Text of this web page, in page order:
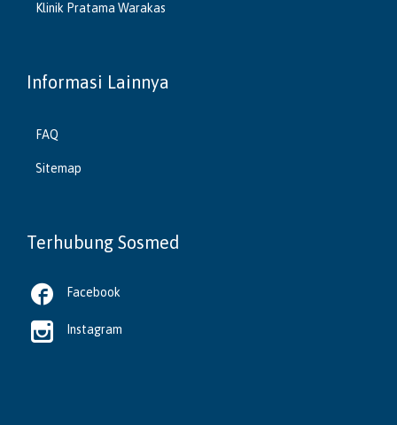
Klinik Pratama Warakas
Informasi Lainnya
FAQ
Sitemap
Terhubung Sosmed
 Facebook
 Instagram